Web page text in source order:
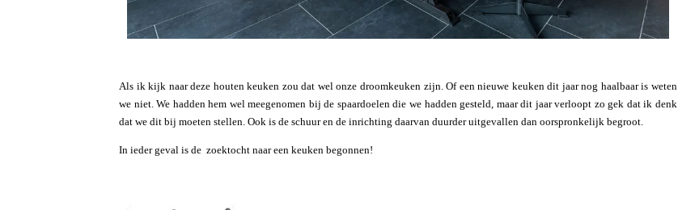
Als ik kijk naar deze houten keuken zou dat wel onze droomkeuken zijn. Of een nieuwe keuken dit jaar nog haalbaar is weten
we niet. We hadden hem wel meegenomen bij de spaardoelen die we hadden gesteld, maar dit jaar verloopt zo gek dat ik denk
dat we dit bij moeten stellen. Ook is de schuur en de inrichting daarvan duurder uitgevallen dan oorspronkelijk begroot.
In ieder geval is de zoektocht naar een keuken begonnen!